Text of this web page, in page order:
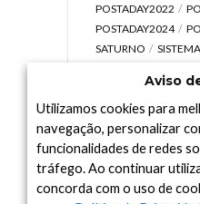
POSTADAY2022
POSTADAY2024
SATURNO
UNIVERSO
VÍDEO
Arquivo
Aviso
Utilizamos cookies para
navegação, personalizar
funcionalidades de redes
tráfego. Ao continuar
concorda com o uso de